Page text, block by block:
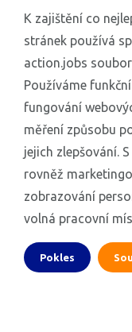
K zajištění co
stránek používá
action.jobs
Používáme
fungování
měření způsobu
jejich zlepšování.
rovněž
zobrazování
volná pracovní
Pokles